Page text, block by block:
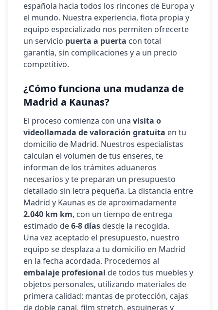
española hacia todos los rincones de Europa y
el mundo. Nuestra experiencia, flota propia y
equipo especializado nos permiten ofrecerte
un servicio puerta a puerta con total
garantía, sin complicaciones y a un precio
competitivo.
¿Cómo funciona una mudanza de
Madrid a Kaunas?
El proceso comienza con una visita o
videollamada de valoración gratuita en tu
domicilio de Madrid. Nuestros especialistas
calculan el volumen de tus enseres, te
informan de los trámites aduaneros
necesarios y te preparan un presupuesto
detallado sin letra pequeña. La distancia entre
Madrid y Kaunas es de aproximadamente
2.040 km km, con un tiempo de entrega
estimado de6-8 días desde la recogida.
Una vez aceptado el presupuesto, nuestro
equipo se desplaza a tu domicilio en Madrid
en la fecha acordada. Procedemos al
embalaje profesional de todos tus muebles y
objetos personales, utilizando materiales de
primera calidad: mantas de protección, cajas
de doble canal, film stretch, esquineras y